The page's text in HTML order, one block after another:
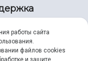
99
работы сайта
файлов cookies
и защите